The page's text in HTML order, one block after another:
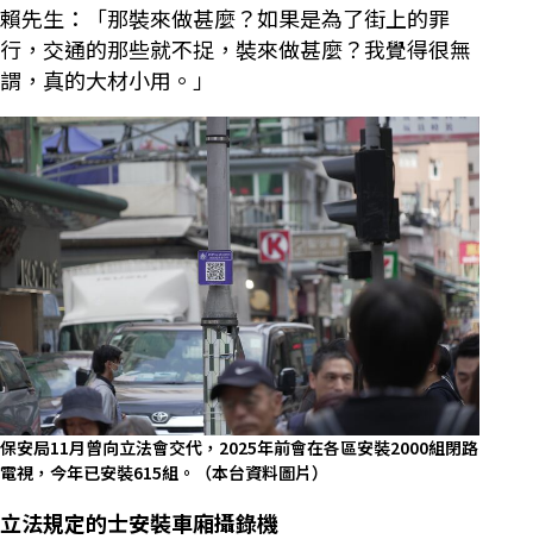
賴先生：「那裝來做甚麼？如果是為了街上的罪
行，交通的那些就不捉，裝來做甚麼？我覺得很無
謂，真的大材小用。」
保安局11月曾向立法會交代，2025年前會在各區安裝2000組閉路
電視，今年已安裝615組。（本台資料圖片）
立法規定的士安裝車廂攝錄機